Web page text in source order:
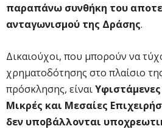
παραπάνω συνθήκη του
ανταγωνισμού της Δράσης.
Δικαιούχοι, που μπορούν να
χρηματοδότησης στο πλαίσιο
πρόσκλησης, είναι
Μικρές και Μεσαίες
δεν υποβάλλονται